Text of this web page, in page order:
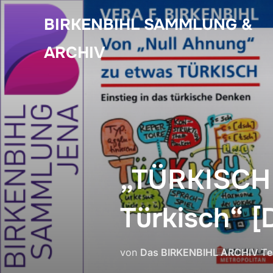
Zum
BIRKENBIHL SAMMLUNG &
ARCHIV
Türkisch“
von Das BIRKENBIHL ARCHIV